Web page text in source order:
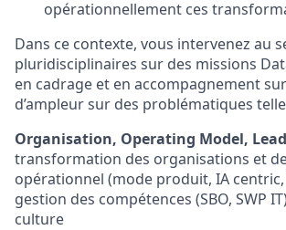
opérationnellement ces
Dans ce contexte, vous intervenez au
pluridisciplinaires sur des missions
en cadrage et en accompagnement
d’ampleur sur des problématiques
Organisation, Operating Model,
transformation des organisations et
opérationnel (mode produit, IA
gestion des compétences (SBO, SWP
culture